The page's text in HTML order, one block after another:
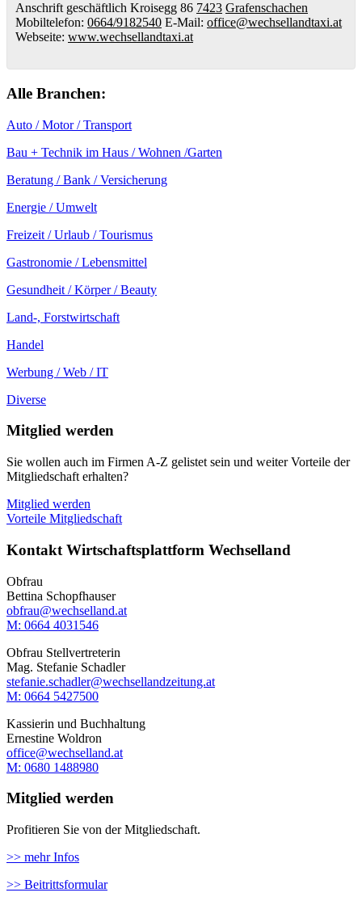
Anschrift geschäftlich Kroisegg 86 7423 Grafenschachen
Mobiltelefon: 0664/9182540 E-Mail: office@wechsellandtaxi.at
Webseite: www.wechsellandtaxi.at
Alle Branchen:
Auto / Motor / Transport
Bau + Technik im Haus / Wohnen /Garten
Beratung / Bank / Versicherung
Energie / Umwelt
Freizeit / Urlaub / Tourismus
Gastronomie / Lebensmittel
Gesundheit / Körper / Beauty
Land-, Forstwirtschaft
Handel
Werbung / Web / IT
Diverse
Mitglied werden
Sie wollen auch im Firmen A-Z gelistet sein und weiter Vorteile der
Mitgliedschaft erhalten?
Mitglied werden
Vorteile Mitgliedschaft
Kontakt Wirtschaftsplattform Wechselland
Obfrau
Bettina Schopfhauser
obfrau@wechselland.at
M: 0664 4031546
Obfrau Stellvertreterin
Mag. Stefanie Schadler
stefanie.schadler@wechsellandzeitung.at
M: ‭0664 5427500‬
Kassierin und Buchhaltung
Ernestine Woldron
office@wechselland.at
M: ‭0680 1488980‬
Mitglied werden
Profitieren Sie von der Mitgliedschaft.
>> mehr Infos
>> Beitrittsformular